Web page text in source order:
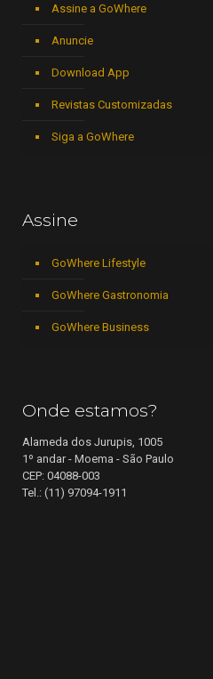
Assine a GoWhere
Anuncie
Download App
Revistas Customizadas
Siga a GoWhere
Assine
GoWhere Lifestyle
GoWhere Gastronomia
GoWhere Business
Onde estamos?
Alameda dos Jurupis, 1005
1º andar - Moema - São Paulo
CEP: 04088-003
Tel.: (11) 97094-1911